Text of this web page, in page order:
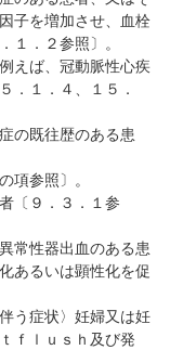
子を増加させ、血栓
１．２参照〕。
えば、冠動脈性心疾
．１．４、１５．
の既往歴のある患
項参照〕。
〔９．３．１参
常性器出血のある患
あるいは顕性化を促
う症状〉妊婦又は妊
ｆｌｕｓｈ及び発